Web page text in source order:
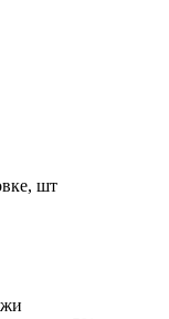
шт